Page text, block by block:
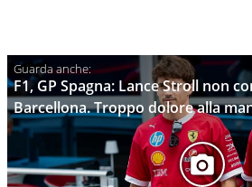
F1, GP Spagna: Lance Stroll non
Barcellona. Troppo dolore alla